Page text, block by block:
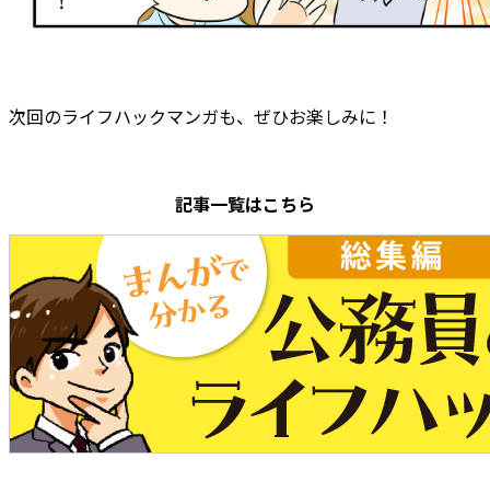
次回のライフハックマンガも、ぜひお楽しみに！
記事一覧はこちら